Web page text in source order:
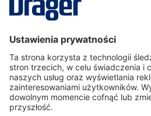
Serwisowa linia hotline
O nas
Korzystanie ze sklepu